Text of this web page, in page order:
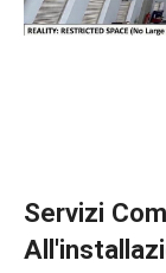
Servizi